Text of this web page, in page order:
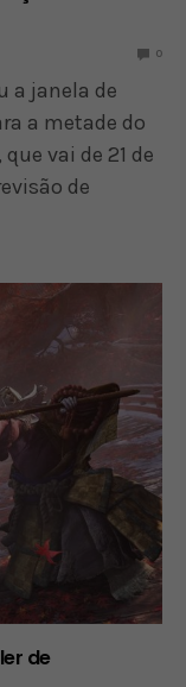
0
a janela de
a metade do
vai de 21 de
de
de